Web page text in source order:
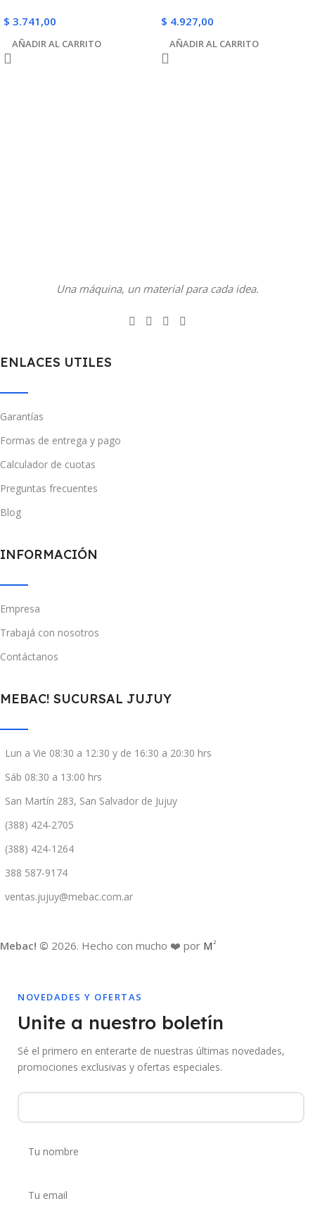
$ 3.741,00
AÑADIR AL CARRITO
$ 4.927,00
AÑADIR AL CARRITO
Una máquina, un material para cada idea.
ENLACES UTILES
Garantías
Formas de entrega y pago
Calculador de cuotas
Preguntas frecuentes
Blog
INFORMACIÓN
Empresa
Trabajá con nosotros
Contáctanos
MEBAC! SUCURSAL JUJUY
Lun a Vie 08:30 a 12:30 y de 16:30 a 20:30 hrs
Sáb 08:30 a 13:00 hrs
San Martín 283, San Salvador de Jujuy
(388) 424-2705
(388) 424-1264
388 587-9174
ventas.jujuy@mebac.com.ar
Mebac! © 2026. Hecho con mucho ❤️ por M 2
NOVEDADES Y OFERTAS
Unite a nuestro boletín
Sé el primero en enterarte de nuestras últimas novedades,
promociones exclusivas y ofertas especiales.